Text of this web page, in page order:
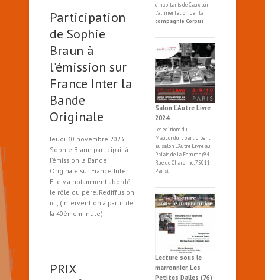
Participation
de Sophie
Braun à
l’émission sur
France Inter la
Bande
Originale
Jeudi 30 novembre 2023
Sophie Braun participait à
l’émission la Bande
Originale sur France Inter.
Elle y a notamment abordé
le rôle du père. Rediffusion
ici, (intervention à partir de
la 40ème minute)
PRIX
d'habitants de Caux sur
l'alimentation par la
compagnie Corpus
Salon L’Autre Livre
2024
Les éditions du
Mauconduit participent
au salon L'Autre Livre au
Palais de la Femme (94
Rue de Charonne, 75011
Paris).
Lecture sous le
marronnier, Les
Petites Dalles (76)